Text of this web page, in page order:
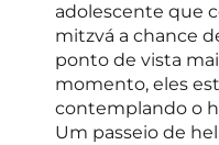
adolescente que
mitzvá a chance
ponto de vista
momento, eles
contemplando o
Um passeio de